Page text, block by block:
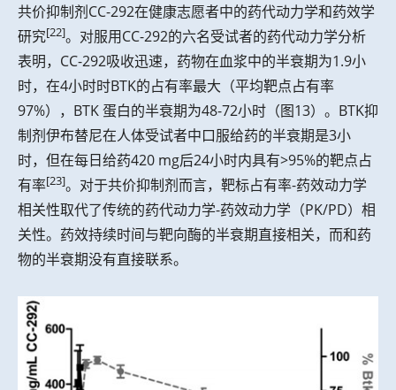
共价抑制剂CC-292在健康志愿者中的药代动力学和药效学
研究[22]。对服用CC-292的六名受试者的药代动力学分析
表明，CC-292吸收迅速，药物在血浆中的半衰期为1.9小
时，在4小时时BTK的占有率最大（平均靶点占有率
97%），BTK 蛋白的半衰期为48-72小时（图13）。BTK抑
制剂伊布替尼在人体受试者中口服给药的半衰期是3小
时，但在每日给药420 mg后24小时内具有>95%的靶点占
有率[23]。对于共价抑制剂而言，靶标占有率-药效动力学
相关性取代了传统的药代动力学-药效动力学（PK/PD）相
关性。药效持续时间与靶向酶的半衰期直接相关，而和药
物的半衰期没有直接联系。